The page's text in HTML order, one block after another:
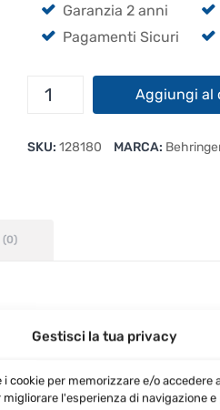
Gestisci la tua privacy
cookie per memorizzare e/o accedere
l'esperienza di navigazione
Garanzia 2 anni
Pagamenti Sicuri
Behringer
quantità
Aggiungi al
SKU: 128180 MARCA:
(0)
e amplificatore 2×800
del feedback e EQ
un budget piuttosto